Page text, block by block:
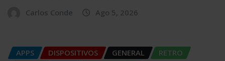
Carlos Conde Ago 5, 2026
APPS DISPOSITIVOS GENERAL
RETRO